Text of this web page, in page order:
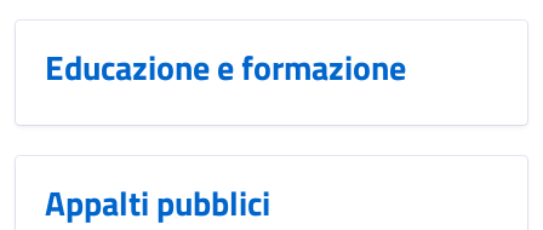
Educazione e formazione
Appalti pubblici